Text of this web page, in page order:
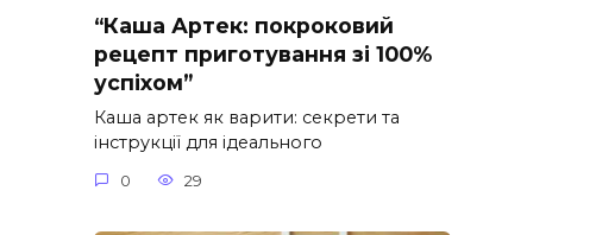
“Каша Артек: покроковий
рецепт приготування зі 100%
успіхом”
Каша артек як варити: секрети та
інструкції для ідеального
0 29